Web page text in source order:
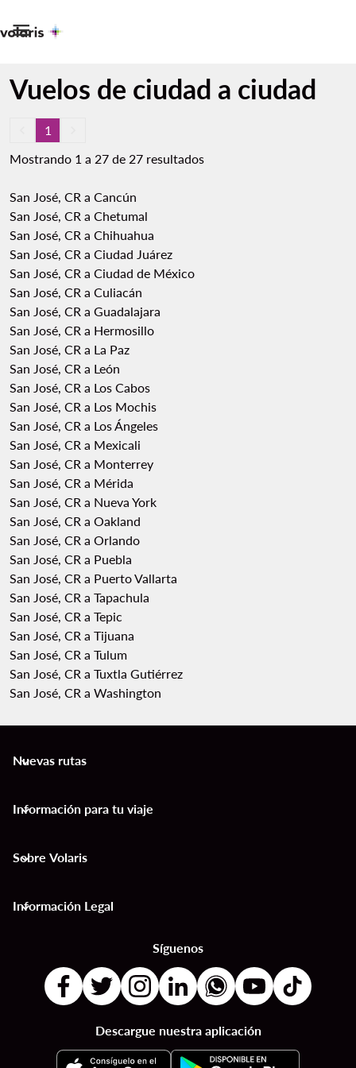

Vuelos de ciudad a ciudad
1
Mostrando 1 a 27 de 27 resultados
San José, CR a Cancún
San José, CR a Chetumal
San José, CR a Chihuahua
San José, CR a Ciudad Juárez
San José, CR a Ciudad de México
San José, CR a Culiacán
San José, CR a Guadalajara
San José, CR a Hermosillo
San José, CR a La Paz
San José, CR a León
San José, CR a Los Cabos
San José, CR a Los Mochis
San José, CR a Los Ángeles
San José, CR a Mexicali
San José, CR a Monterrey
San José, CR a Mérida
San José, CR a Nueva York
San José, CR a Oakland
San José, CR a Orlando
San José, CR a Puebla
San José, CR a Puerto Vallarta
San José, CR a Tapachula
San José, CR a Tepic
San José, CR a Tijuana
San José, CR a Tulum
San José, CR a Tuxtla Gutiérrez
San José, CR a Washington
Nuevas rutas
keyboard_arrow_down
Información para tu viaje
keyboard_arrow_down
Sobre Volaris
keyboard_arrow_down
Información Legal
keyboard_arrow_down
Síguenos
Descargue nuestra aplicación